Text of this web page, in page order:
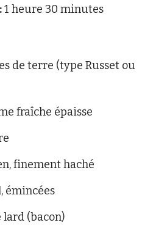
1 heure 30 minutes
de terre (type Russet ou
fraîche épaisse
finement haché
émincées
lard (bacon)